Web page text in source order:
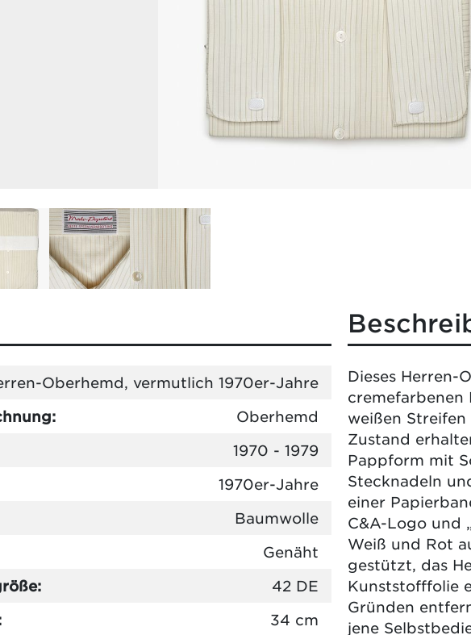
Oberhemd, vermutlich 1970er-Jahre
Oberhemd
1970 - 1979
1970er-Jahre
Baumwolle
Genäht
42 DE
34 cm
Dieses Herren-
weißen
Zustand
Pappform mit
Stecknadeln
einer
C&A-Logo und
Weiß und Rot
gestützt, das
Kunststofffolie
Gründen
jene